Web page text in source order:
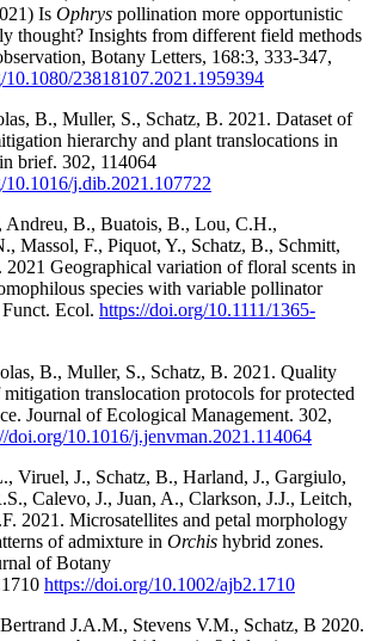
Is Ophrys pollination more opportunistic
thought? Insights from different field methods
Botany Letters, 168:3, 333-347,
10.1080/23818107.2021.1959394
B., Muller, S., Schatz, B. 2021. Dataset of
hierarchy and plant translocations in
brief. 302, 114064
10.1016/j.dib.2021.107722
Andreu, B., Buatois, B., Lou, C.H.,
Massol, F., Piquot, Y., Schatz, B., Schmitt,
Geographical variation of floral scents in
species with variable pollinator
Ecol. https://doi.org/10.1111/1365-
B., Muller, S., Schatz, B. 2021. Quality
mitigation translocation protocols for protected
Journal of Ecological Management. 302,
doi.org/10.1016/j.jenvman.2021.114064
Viruel, J., Schatz, B., Harland, J., Gargiulo,
Calevo, J., Juan, A., Clarkson, J.J., Leitch,
2021. Microsatellites and petal morphology
of admixture in Orchis hybrid zones.
of Botany
https://doi.org/10.1002/ajb2.1710
J.A.M., Stevens V.M., Schatz, B 2020.